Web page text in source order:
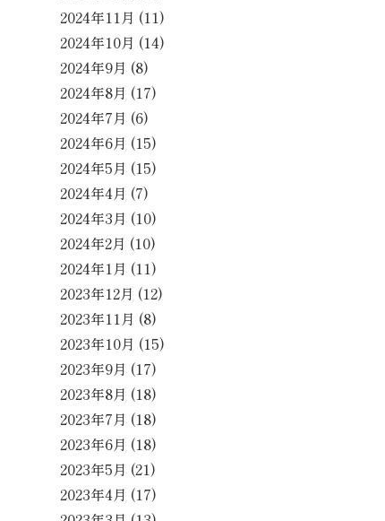
2024年11月 (11)
2024年10月 (14)
2024年9月 (8)
2024年8月 (17)
2024年7月 (6)
2024年6月 (15)
2024年5月 (15)
2024年4月 (7)
2024年3月 (10)
2024年2月 (10)
2024年1月 (11)
2023年12月 (12)
2023年11月 (8)
2023年10月 (15)
2023年9月 (17)
2023年8月 (18)
2023年7月 (18)
2023年6月 (18)
2023年5月 (21)
2023年4月 (17)